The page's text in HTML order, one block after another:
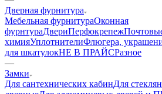
Дверная фурнитура
Мебельная фурнитураОконная
фурнтураДвериПерфокрепеж
химияУплотнителиФлюгера,
для шкатулокНЕ В ПРАЙСРазное
—
Замки
Для сантехнических кабинДля